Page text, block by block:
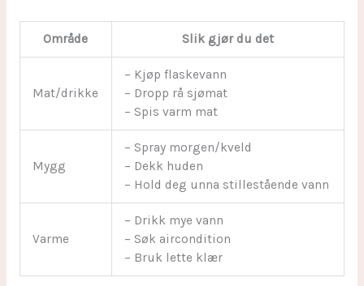
Område Slik gjør du det
Mat/drikke
– Kjøp flaskevann
– Dropp rå sjømat
– Spis varm mat
Mygg
– Spray morgen/kveld
– Dekk huden
– Hold deg unna stillestående vann
Varme
– Drikk mye vann
– Søk aircondition
– Bruk lette klær